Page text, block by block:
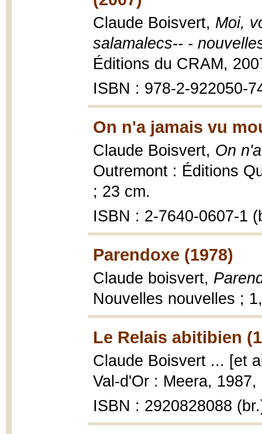
Claude Boisvert, Moi,
salamalecs-- -
Éditions du CRAM,
ISBN : 978-2-922050-
On n'a jamais vu
Claude Boisvert, On
Outremont : Éditions
; 23 cm.
ISBN : 2-7640-0607-1
Parendoxe (1978)
Claude boisvert,
Nouvelles nouvelles ;
Le Relais abitibien
Claude Boisvert ... [et
Val-d'Or : Meera,
ISBN : 2920828088